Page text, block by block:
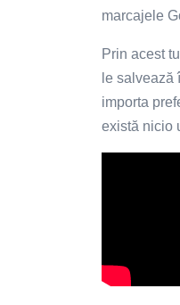
marcajele
Prin acest
le salvează
importa
există nicio